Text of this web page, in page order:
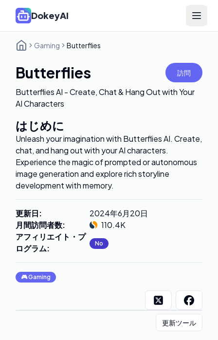
DokeyAI Open
Gaming Butterflies
Butterflies 訪問
Butterflies AI - Create, Chat & Hang Out with Your
AI Characters
はじめに
Unleash your imagination with Butterflies AI. Create,
chat, and hang out with your AI characters.
Experience the magic of prompted or autonomous
image generation and explore rich storyline
development with memory.
更新日:
2024年6月20日
月間訪問者数:
110.4K
アフィリエイト・プ
ログラム: No
🎮Gaming
更新ツール